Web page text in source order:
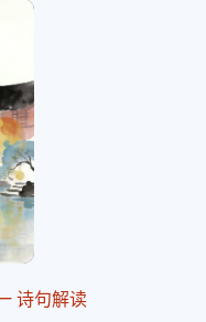
诗句解读